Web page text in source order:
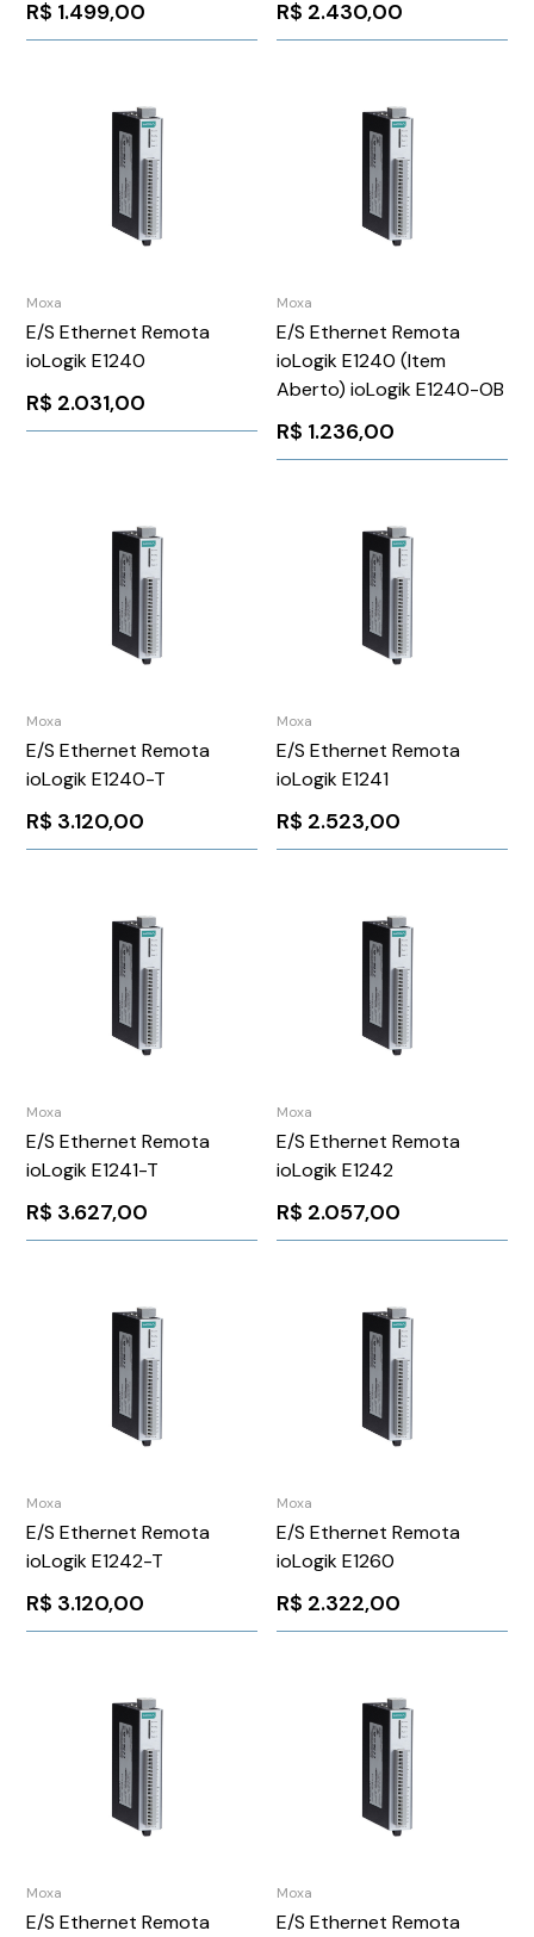
R$ 1.499,00 R$ 2.430,00
Moxa
E/S Ethernet Remota
ioLogik E1240
R$ 2.031,00
Moxa
E/S Ethernet Remota
ioLogik E1240 (Item
Aberto) ioLogik E1240-OB
R$ 1.236,00
Moxa
E/S Ethernet Remota
ioLogik E1240-T
R$ 3.120,00
Moxa
E/S Ethernet Remota
ioLogik E1241
R$ 2.523,00
Moxa
E/S Ethernet Remota
ioLogik E1241-T
R$ 3.627,00
Moxa
E/S Ethernet Remota
ioLogik E1242
R$ 2.057,00
Moxa
E/S Ethernet Remota
ioLogik E1242-T
R$ 3.120,00
Moxa
E/S Ethernet Remota
ioLogik E1260
R$ 2.322,00
Moxa
E/S Ethernet Remota
Moxa
E/S Ethernet Remota